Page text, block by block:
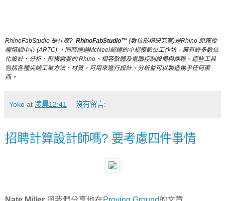
RhinoFabStudio 是什麼? RhinoFabStudio™ (數位形構研究室)是Rhino 原廠授
權培訓中心 (ARTC) ，同時經過McNeel認證的小規模數位工作坊，擁有許多數位
化設計、分析、形構需要的 Rhino、相容軟體及電腦控制設備與課程。這些工具
包括各種尖端工業方法、材質，可用來進行設計、分析並可以製造幾乎任何東
西。
Yoko at 凌晨12:41 沒有留言:
招聘計算設計師嗎? 要考慮四件事情